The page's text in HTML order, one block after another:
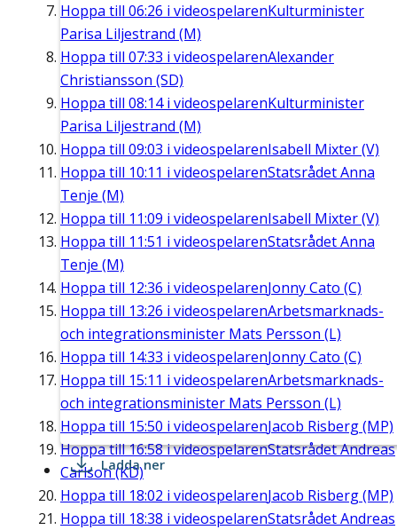
Hoppa till 06:26 i videospelarenKulturminister
Parisa Liljestrand (M)
Hoppa till 07:33 i videospelarenAlexander
Christiansson (SD)
Hoppa till 08:14i videospelarenKulturminister
Parisa Liljestrand (M)
Hoppa till 09:03 i videospelarenIsabell Mixter (V)
Hoppa till 10:11 i videospelarenStatsrådet Anna
Tenje (M)
Hoppa till 11:09 i videospelarenIsabell Mixter (V)
Hoppa till 11:51 i videospelarenStatsrådet Anna
Tenje (M)
Hoppa till 12:36 i videospelarenJonny Cato (C)
Hoppa till 13:26 i videospelarenArbetsmarknads-
och integrationsminister Mats Persson (L)
Hoppa till 14:33 i videospelarenJonny Cato (C)
Hoppa till 15:11 i videospelarenArbetsmarknads-
och integrationsminister Mats Persson (L)
Hoppa till 15:50 i videospelarenJacob Risberg (MP)
Hoppa till16:58i videospelarenStatsrådet Andreas
Carlson (KD)
Hoppa till 18:02 i videospelarenJacob Risberg (MP)
Hoppa till 18:38 i videospelarenStatsrådet Andreas
Ladda ner